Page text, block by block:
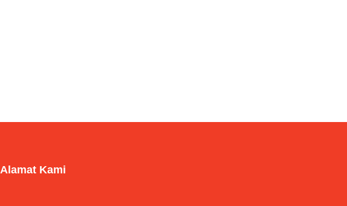
Alamat Kami